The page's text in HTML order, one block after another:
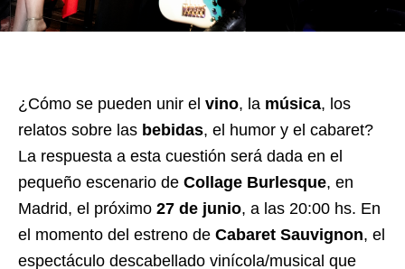
¿Cómo se pueden unir el vino, la música, los
relatos sobre las bebidas, el humor y el cabaret?
La respuesta a esta cuestión será dada en el
pequeño escenario de Collage Burlesque, en
Madrid, el próximo 27 de junio, a las 20:00 hs. En
el momento del estreno de Cabaret Sauvignon, el
espectáculo descabellado vinícola/musical que